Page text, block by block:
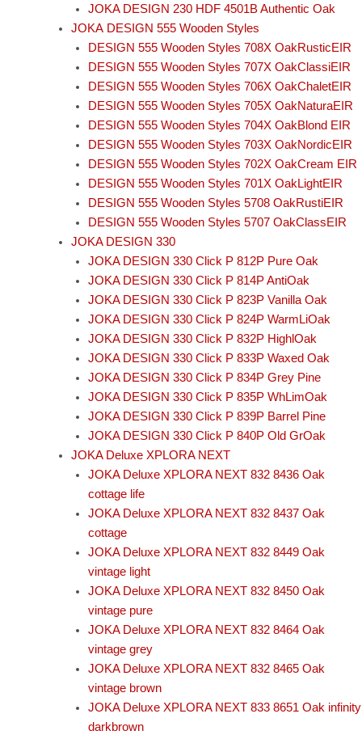
JOKA DESIGN 230 HDF 4501B Authentic Oak
JOKA DESIGN 555 Wooden Styles
DESIGN 555 Wooden Styles 708X OakRusticEIR
DESIGN 555 Wooden Styles 707X OakClassiEIR
DESIGN 555 Wooden Styles 706X OakChaletEIR
DESIGN 555 Wooden Styles 705X OakNaturaEIR
DESIGN 555 Wooden Styles 704X OakBlond EIR
DESIGN 555 Wooden Styles 703X OakNordicEIR
DESIGN 555 Wooden Styles 702X OakCream EIR
DESIGN 555 Wooden Styles 701X OakLightEIR
DESIGN 555 Wooden Styles 5708 OakRustiEIR
DESIGN 555 Wooden Styles 5707 OakClassEIR
JOKA DESIGN 330
JOKA DESIGN 330 Click P 812P Pure Oak
JOKA DESIGN 330 Click P 814P AntiOak
JOKA DESIGN 330 Click P 823P Vanilla Oak
JOKA DESIGN 330 Click P 824P WarmLiOak
JOKA DESIGN 330 Click P 832P HighlOak
JOKA DESIGN 330 Click P 833P Waxed Oak
JOKA DESIGN 330 Click P 834P Grey Pine
JOKA DESIGN 330 Click P 835P WhLimOak
JOKA DESIGN 330 Click P 839P Barrel Pine
JOKA DESIGN 330 Click P 840P Old GrOak
JOKA Deluxe XPLORA NEXT
JOKA Deluxe XPLORA NEXT 832 8436 Oak
cottage life
JOKA Deluxe XPLORA NEXT 832 8437 Oak
cottage
JOKA Deluxe XPLORA NEXT 832 8449 Oak
vintage light
JOKA Deluxe XPLORA NEXT 832 8450 Oak
vintage pure
JOKA Deluxe XPLORA NEXT 832 8464 Oak
vintage grey
JOKA Deluxe XPLORA NEXT 832 8465 Oak
vintage brown
JOKA Deluxe XPLORA NEXT 833 8651 Oak infinity
darkbrown